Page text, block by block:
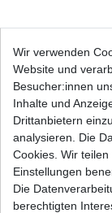
Wir verwenden
Website und
Besucher:innen
Inhalte und
Drittanbietern
analysieren. Die
Cookies. Wir
Einstellungen
Die
berechtigten